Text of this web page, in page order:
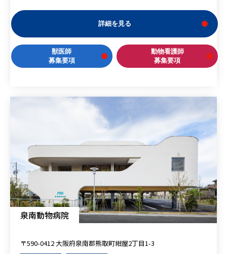
詳細を見る
獣医師
募集要項
動物看護師
募集要項
泉南動物病院
〒590-0412 大阪府泉南郡熊取町紺屋2丁目1-3